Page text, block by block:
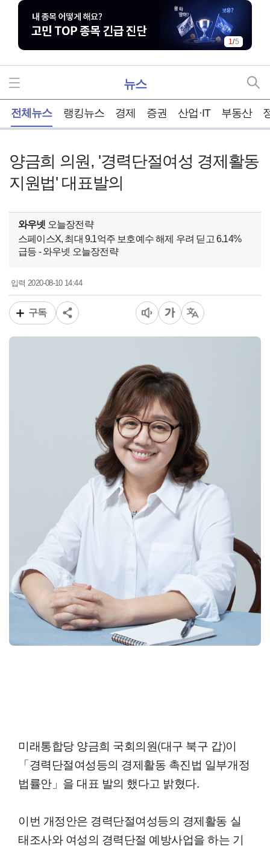
2/5
뉴스
전체뉴스 랭킹뉴스 경제 증권 산업·IT 부동산
양금희 의원, '경력단절여성 경제활동
지원법' 대표발의
와우넷 오늘장전략
스페이스X, 최대 9.1억주 보호예수 해제 우려 딛고 6.14%
급등 - 와우넷 오늘장전략
입력2020-08-10 14:44
구독
미래통합당 양금희 국회의원(대구 북구 갑)이
「경력단절여성등의 경제활동 촉진법 일부개정
법률안」을 대표 발의 했다고 밝혔다.
이번 개정안은 경력단절여성등의 경제활동 실
태조사와 여성의 경력단절 예방사업을 하는 기